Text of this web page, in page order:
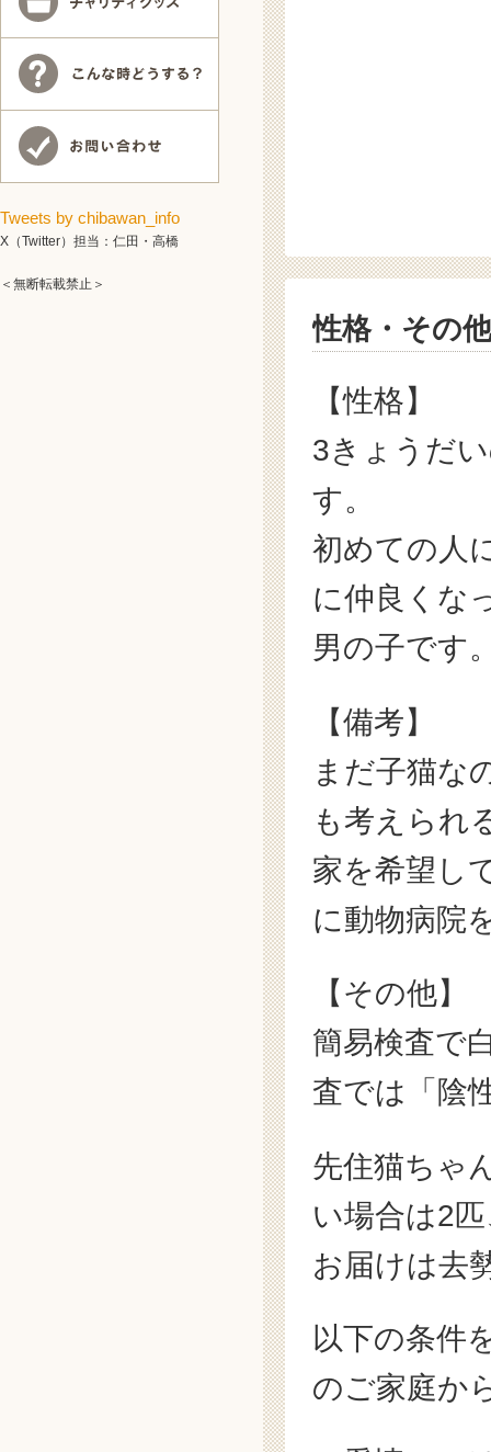
性格・その他
【性格】
3きょうだ
す。
初めての人
に仲良くな
男の子です
【備考】
まだ子猫な
も考えられ
家を希望し
に動物病院
【その他】
簡易検査で
査では「陰
先住猫ちゃ
い場合は2
お届けは去
以下の条件
のご家庭か
Tweets by chibawan_info
X（Twitter）担当：仁田・高橋
＜無断転載禁止＞